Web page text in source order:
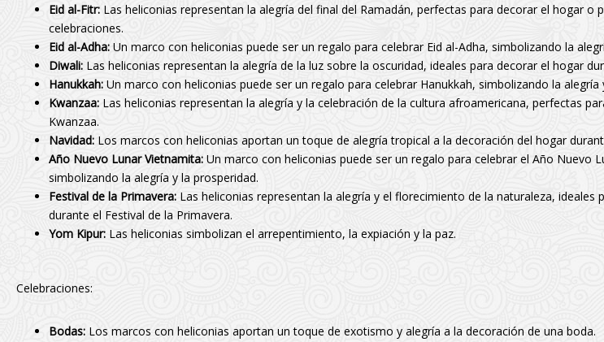
Eid al-Fitr: Las heliconias representan la alegría del final del Ramadán, perfectas para decorar el hogar o
celebraciones.
Eid al-Adha: Un marco con heliconias puede ser un regalo para celebrar Eid al-Adha, simbolizando la
Diwali: Las heliconias representan la alegría de la luz sobre la oscuridad, ideales para decorar el hogar
Hanukkah: Un marco con heliconias puede ser un regalo para celebrar Hanukkah, simbolizando la alegría
Kwanzaa: Las heliconias representan la alegría y la celebración de la cultura afroamericana, perfectas
Kwanzaa.
Navidad: Los marcos con heliconias aportan un toque de alegría tropical a la decoración del hogar
Año Nuevo Lunar Vietnamita: Un marco con heliconias puede ser un regalo para celebrar el Año Nuevo
simbolizando la alegría y la prosperidad.
Festival de la Primavera: Las heliconias representan la alegría y el florecimiento de la naturaleza, ideales
durante el Festival de la Primavera.
Yom Kipur: Las heliconias simbolizan el arrepentimiento, la expiación y la paz.
Celebraciones:
Bodas: Los marcos con heliconias aportan un toque de exotismo y alegría a la decoración de una boda.